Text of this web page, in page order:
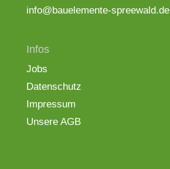
info@bauelemente-spreewald.de
Infos
Jobs
Datenschutz
Impressum
Unsere AGB